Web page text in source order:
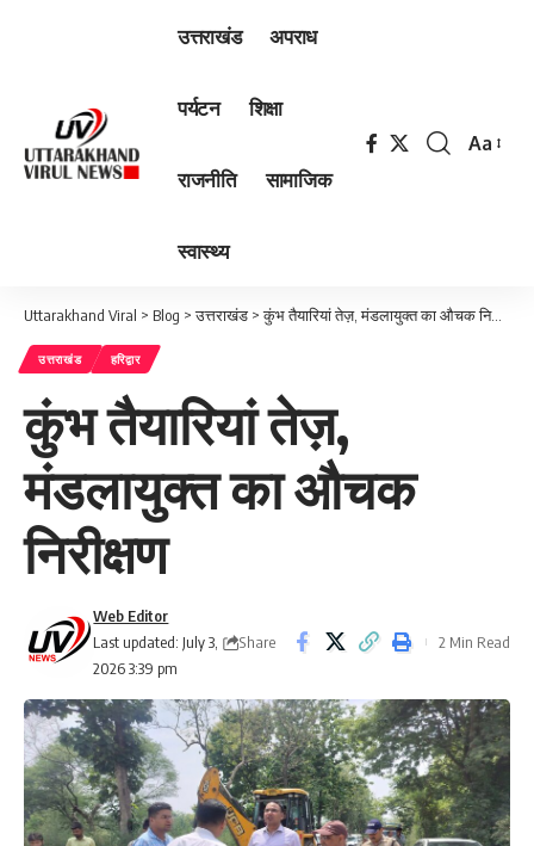
उत्तराखंड अपराध
पर्यटन शिक्षा
राजनीति सामाजिक
स्वास्थ्य
Font
Aa
Uttarakhand Viral > Blog >उत्तराखंड >कुंभ तैयारियां तेज़, मंडलायुक्त का औचक निरीक्षण
उत्तराखंड हरिद्वार
कुंभ तैयारियां तेज़,
मंडलायुक्त का औचक
निरीक्षण
Last updated: July 3,
2026 3:39 pm
Web Editor
Share
2 Min Read